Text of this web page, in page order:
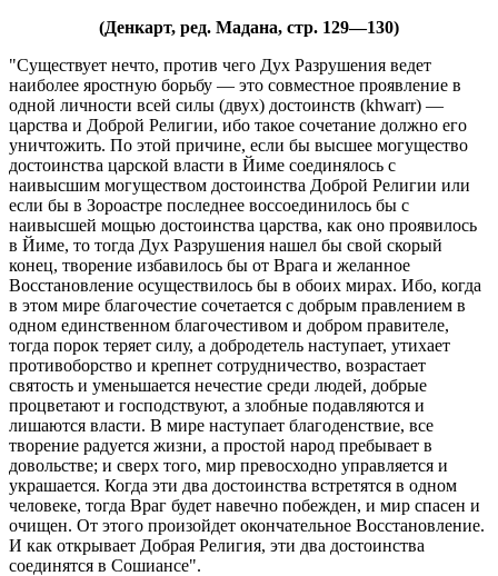
(Денкарт, ред. Мадана, стр. 129—130)
"Существует нечто, против чего Дух Разрушения ведет
наиболее яростную борьбу — это совместное проявление в
одной личности всей силы (двух) достоинств (khwarr) —
царства и Доброй Религии, ибо такое сочетание должно его
уничтожить. По этой причине, если бы высшее могущество
достоинства царской власти в Йиме соединялось с
наивысшим могуществом достоинства Доброй Религии или
если бы в Зороастре последнее воссоединилось бы с
наивысшей мощью достоинства царства, как оно проявилось
в Йиме, то тогда Дух Разрушения нашел бы свой скорый
конец, творение избавилось бы от Врага и желанное
Восстановление осуществилось бы в обоих мирах. Ибо, когда
в этом мире благочестие сочетается с добрым правлением в
одном единственном благочестивом и добром правителе,
тогда порок теряет силу, а добродетель наступает, утихает
противоборство и крепнет сотрудничество, возрастает
святость и уменьшается нечестие среди людей, добрые
процветают и господствуют, а злобные подавляются и
лишаются власти. В мире наступает благоденствие, все
творение радуется жизни, а простой народ пребывает в
довольстве; и сверх того, мир превосходно управляется и
украшается. Когда эти два достоинства встретятся в одном
человеке, тогда Враг будет навечно побежден, и мир спасен и
очищен. От этого произойдет окончательное Восстановление.
И как открывает Добрая Религия, эти два достоинства
соединятся в Сошиансе".